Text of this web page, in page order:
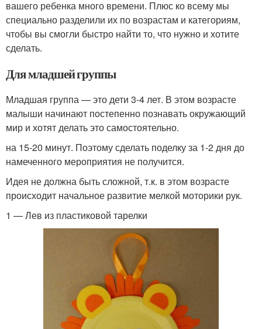
вашего ребенка много времени. Плюс ко всему мы
специально разделили их по возрастам и категориям,
чтобы вы смогли быстро найти то, что нужно и хотите
сделать.
Для младшей группы
Младшая группа — это дети 3-4 лет. В этом возрасте
малыши начинают постепенно познавать окружающий
мир и хотят делать это самостоятельно.
на 15-20 минут. Поэтому сделать поделку за 1-2 дня до
намеченного мероприятия не получится.
Идея не должна быть сложной, т.к. в этом возрасте
происходит начальное развитие мелкой моторики рук.
1 — Лев из пластиковой тарелки